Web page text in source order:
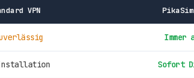
VPN
Immer
Sofort